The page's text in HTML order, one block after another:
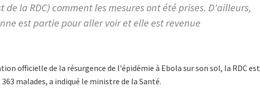
de la RDC) comment les mesures ont été prises. D'ailleurs,
est partie pour aller voir et elle est revenue
officielle de la résurgence de l'épidémie à Ebola sur son sol, la RDC est
malades, a indiqué le ministre de la Santé.